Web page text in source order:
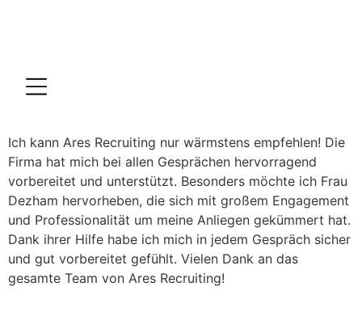
Ich kann Ares Recruiting nur wärmstens empfehlen! Die
Firma hat mich bei allen Gesprächen hervorragend
vorbereitet und unterstützt. Besonders möchte ich Frau
Dezham hervorheben, die sich mit großem Engagement
und Professionalität um meine Anliegen gekümmert hat.
Dank ihrer Hilfe habe ich mich in jedem Gespräch sicher
und gut vorbereitet gefühlt. Vielen Dank an das
gesamte Team von Ares Recruiting!